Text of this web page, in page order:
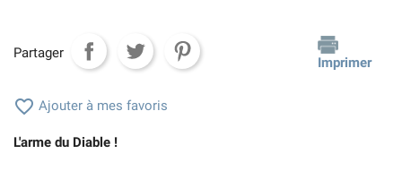
Partager
Imprimer
 Ajouter à mes favoris
L'arme du Diable !